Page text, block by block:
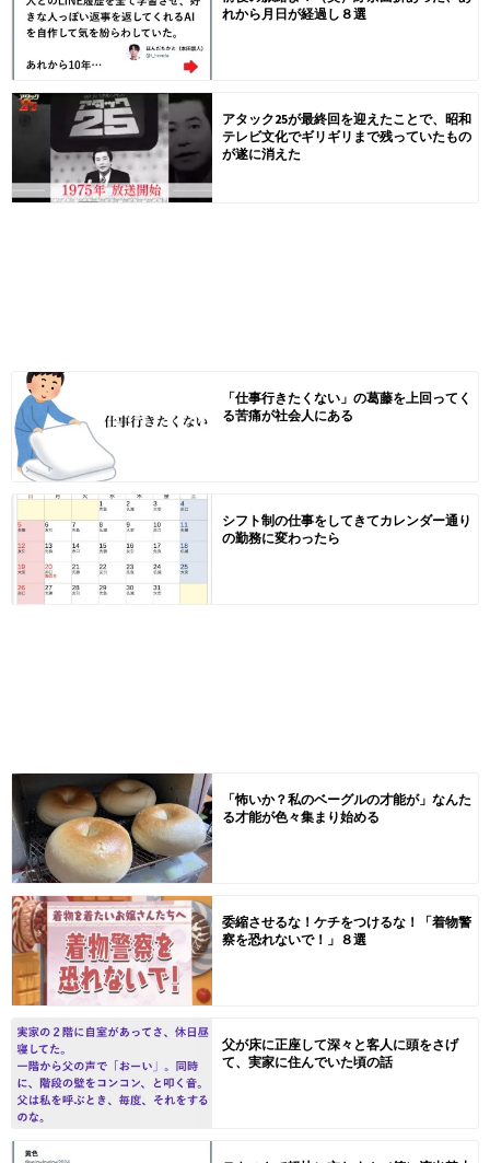
れから月日が経過し８選
アタック25が最終回を迎えたことで、昭和
テレビ文化でギリギリまで残っていたもの
が遂に消えた
「仕事行きたくない」の葛藤を上回ってく
る苦痛が社会人にある
シフト制の仕事をしてきてカレンダー通り
の勤務に変わったら
「怖いか？私のベーグルの才能が」なんた
る才能が色々集まり始める
委縮させるな！ケチをつけるな！「着物警
察を恐れないで！」８選
父が床に正座して深々と客人に頭をさげ
て、実家に住んでいた頃の話